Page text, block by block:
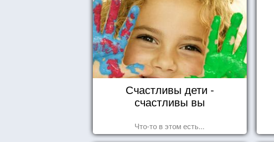
Счастливы дети -
счастливы вы
Что-то в этом есть...